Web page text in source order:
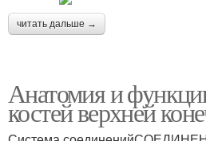
читать дальше →
Анатомия и
костей верхней